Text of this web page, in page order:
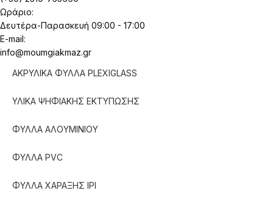
Ωράριο:
Δευτέρα-Παρασκευή 09:00 - 17:00
E-mail:
info@moumgiakmaz.gr
ΑΚΡΥΛΙΚΑ ΦΥΛΛΑ PLEXIGLASS
ΥΛΙΚΑ ΨΗΦΙΑΚΗΣ ΕΚΤΥΠΩΣΗΣ
ΦΥΛΛΑ ΑΛΟΥΜΙΝΙΟΥ
ΦΥΛΛΑ PVC
ΦΥΛΛΑ ΧΑΡΑΞΗΣ IPI